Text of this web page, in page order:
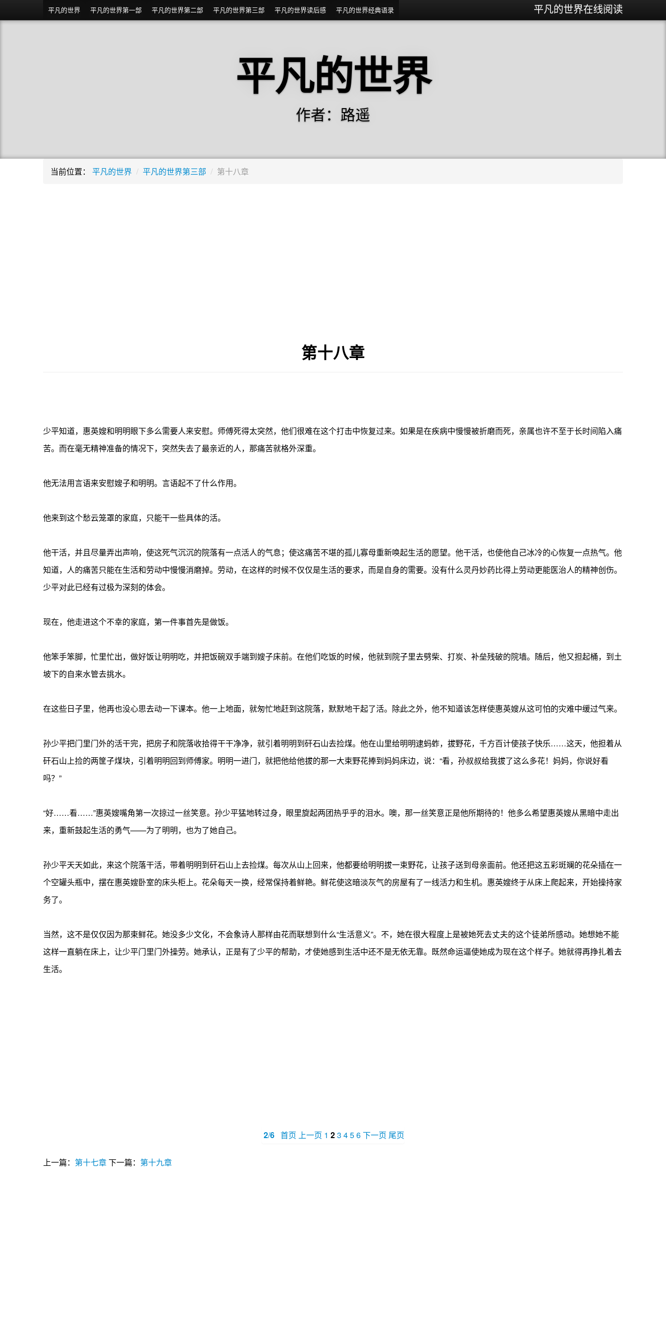
平凡的世界在线阅读
平凡的世界 平凡的世界第一部 平凡的世界第二部 平凡的世界第三部 平凡的世界读后感 平凡的世界经典语录
平凡的世界
作者：路遥
当前位置： 平凡的世界 / 平凡的世界第三部 / 第十八章
第十八章
少平知道，惠英嫂和明明眼下多么需要人来安慰。师傅死得太突然，他们很难在这个打击中恢复过来。如果是在疾病中慢慢被折磨而死，亲属也许不至于长时间陷入痛
苦。而在毫无精神准备的情况下，突然失去了最亲近的人，那痛苦就格外深重。
他无法用言语来安慰嫂子和明明。言语起不了什么作用。
他来到这个愁云笼罩的家庭，只能干一些具体的活。
他干活，并且尽量弄出声响，使这死气沉沉的院落有一点活人的气息；使这痛苦不堪的孤儿寡母重新唤起生活的愿望。他干活，也使他自己冰冷的心恢复一点热气。他
知道，人的痛苦只能在生活和劳动中慢慢消磨掉。劳动，在这样的时候不仅仅是生活的要求，而是自身的需要。没有什么灵丹妙药比得上劳动更能医治人的精神创伤。
少平对此已经有过极为深刻的体会。
现在，他走进这个不幸的家庭，第一件事首先是做饭。
他笨手笨脚，忙里忙出，做好饭让明明吃，并把饭碗双手端到嫂子床前。在他们吃饭的时候，他就到院子里去劈柴、打炭、补垒残破的院墙。随后，他又担起桶，到土
坡下的自来水管去挑水。
在这些日子里，他再也没心思去动一下课本。他一上地面，就匆忙地赶到这院落，默默地干起了活。除此之外，他不知道该怎样使惠英嫂从这可怕的灾难中缓过气来。
孙少平把门里门外的活干完，把房子和院落收拾得干干净净，就引着明明到矸石山去捡煤。他在山里给明明逮蚂蚱，拔野花，千方百计使孩子快乐……这天，他担着从
矸石山上捡的两筐子煤块，引着明明回到师傅家。明明一进门，就把他给他拔的那一大束野花捧到妈妈床边，说：“看，孙叔叔给我拔了这么多花！妈妈，你说好看
吗？”
“好……看……”惠英嫂嘴角第一次掠过一丝笑意。孙少平猛地转过身，眼里旋起两团热乎乎的泪水。噢，那一丝笑意正是他所期待的！他多么希望惠英嫂从黑暗中走出
来，重新鼓起生活的勇气——为了明明，也为了她自己。
孙少平天天如此，来这个院落干活，带着明明到矸石山上去捡煤。每次从山上回来，他都要给明明拔一束野花，让孩子送到母亲面前。他还把这五彩斑斓的花朵插在一
个空罐头瓶中，摆在惠英嫂卧室的床头柜上。花朵每天一换，经常保持着鲜艳。鲜花使这暗淡灰气的房屋有了一线活力和生机。惠英嫂终于从床上爬起来，开始操持家
务了。
当然，这不是仅仅因为那束鲜花。她没多少文化，不会象诗人那样由花而联想到什么“生活意义”。不，她在很大程度上是被她死去丈夫的这个徒弟所感动。她想她不能
这样一直躺在床上，让少平门里门外操劳。她承认，正是有了少平的帮助，才使她感到生活中还不是无依无靠。既然命运逼使她成为现在这个样子。她就得再挣扎着去
生活。
2/6 首页 上一页 1 23 456下一页 尾页
上一篇： 第十七章下一篇： 第十九章